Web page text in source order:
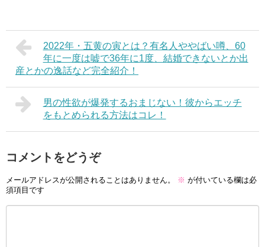
2022年・五黄の寅とは？有名人ややばい噂、60
年に一度は嘘で36年に1度、結婚できないとか出
産とかの逸話など完全紹介！
男の性欲が爆発するおまじない！彼からエッチ
をもとめられる方法はコレ！
コメントをどうぞ
メールアドレスが公開されることはありません。 ※ が付いている欄は必
須項目です